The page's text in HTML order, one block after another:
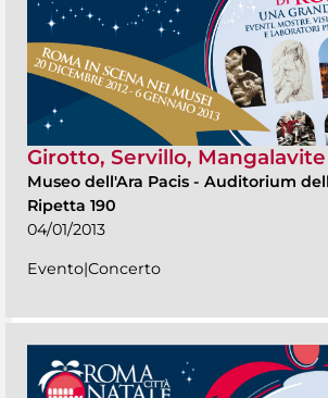
Girotto, Servillo,
Museo dell'Ara Pacis - Auditorium
Ripetta 190
04/01/2013
Evento|Concerto